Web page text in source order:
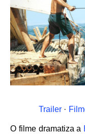
Trailer·
O filme dramatiza a